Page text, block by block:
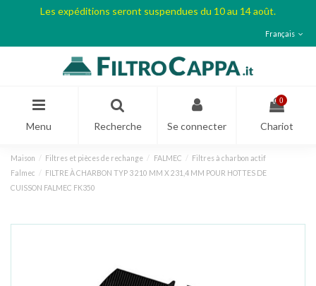
Les expéditions seront suspendues du 10 au 14 août.
Français
Menu Recherche Se connecter
0
Chariot
Maison Filtres et pièces de rechange FALMEC
Filtres à charbon actif
Falmec
FILTRE À CHARBON TYP 3 210 MM X 231,4 MM POUR HOTTES DE
CUISSON FALMEC FK350